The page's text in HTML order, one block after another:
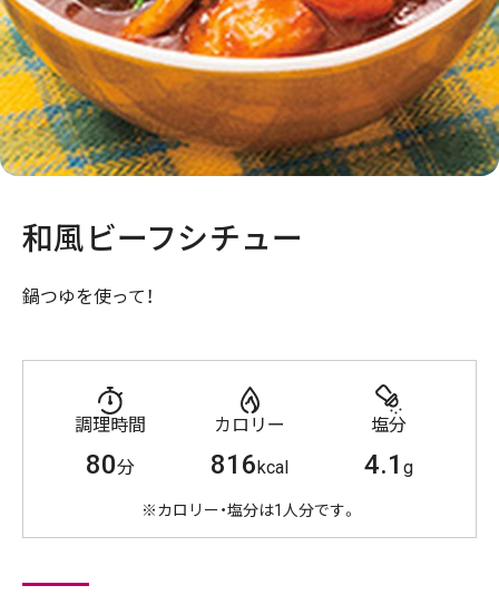
和風ビーフシチュー
鍋つゆを使って！
調理時間
80分
カロリー
816kcal
塩分
4.1g
※カロリー・塩分は1人分です。